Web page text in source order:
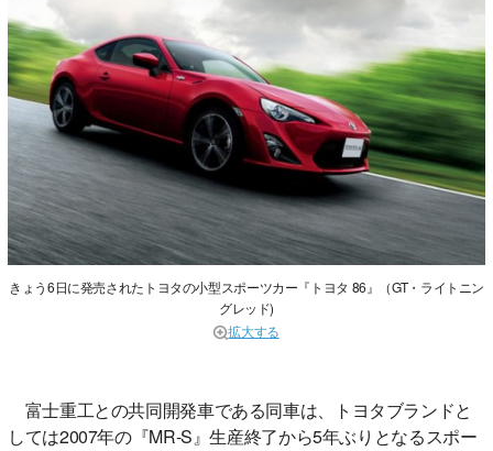
きょう6日に発売されたトヨタの小型スポーツカー『トヨタ 86』（GT・ライトニン
グレッド)
拡大する
富士重工との共同開発車である同車は、トヨタブランドと
しては2007年の『MR-S』生産終了から5年ぶりとなるスポー